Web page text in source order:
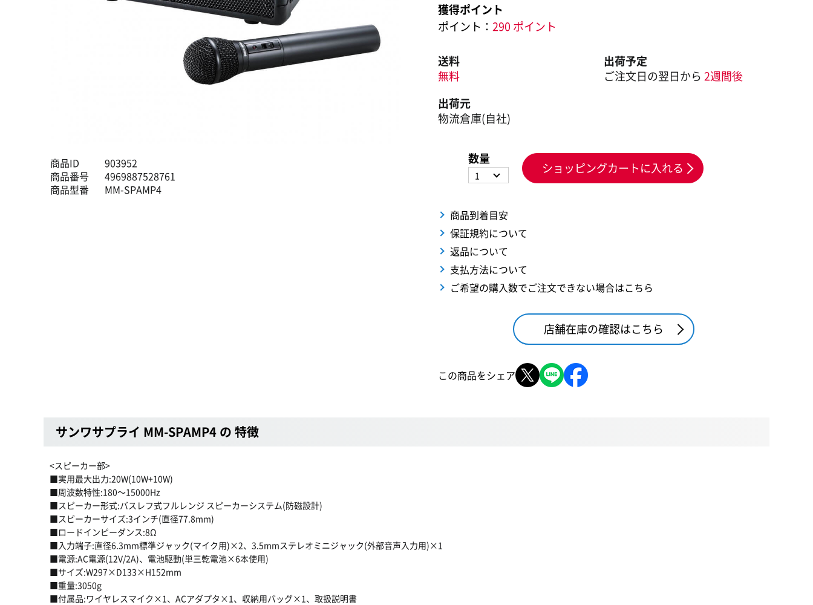
商品ID
903952
商品番号
4969887528761
商品型番
MM-SPAMP4
獲得ポイント
ポイント： 290 ポイント
送料
無料
出荷予定
ご注文日の翌日から 2週間後
出荷元
物流倉庫(自社)
数量
1 ショッピングカートに入れる
商品到着目安
保証規約について
返品について
支払方法について
ご希望の購入数でご注文できない場合はこちら
店舗在庫の確認はこちら
この商品をシェア
サンワサプライ MM-SPAMP4 の 特徴
<スピーカー部>
■実用最大出力:20W(10W+10W)
■周波数特性:180〜15000Hz
■スピーカー形式:バスレフ式フルレンジ スピーカーシステム(防磁設計)
■スピーカーサイズ:3インチ(直径77.8mm)
■ロードインピーダンス:8Ω
■入力端子:直径6.3mm標準ジャック(マイク用)×2、3.5mmステレオミニジャック(外部音声入力用)×1
■電源:AC電源(12V/2A)、電池駆動(単三乾電池×6本使用)
■サイズ:W297×D133×H152mm
■重量:3050g
■付属品:ワイヤレスマイク×1、ACアダプタ×1、収納用バッグ×1、取扱説明書